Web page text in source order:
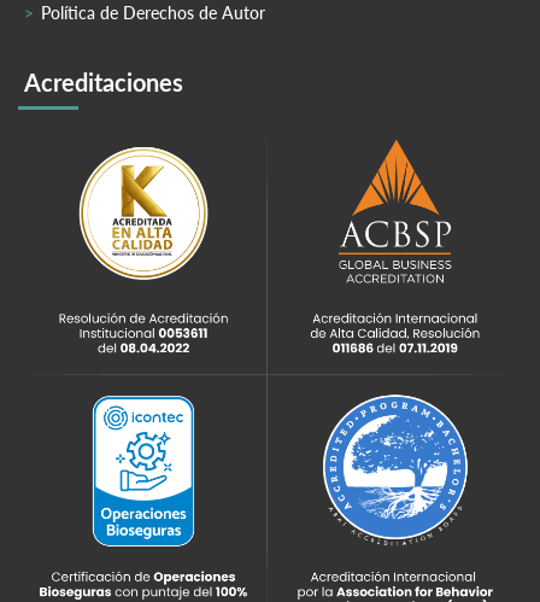
Política de Derechos de Autor
Acreditaciones